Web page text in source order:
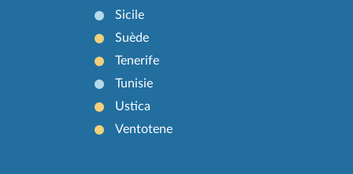
Sicile
Suède
Tenerife
Tunisie
Ustica
Ventotene